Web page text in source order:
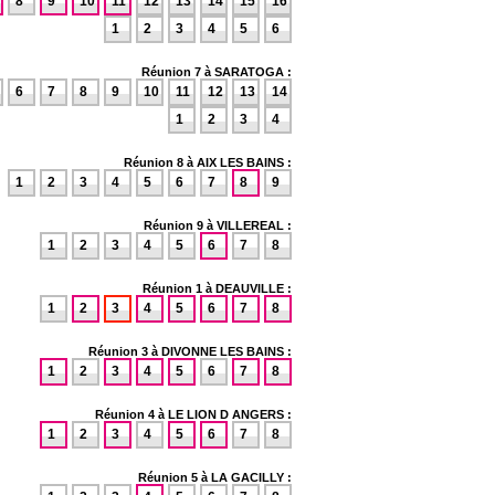
6
5
4
3
2
1
Réunion 7 à SARATOGA :
14
13
12
11
10
9
8
7
6
4
3
2
1
Réunion 8 à AIX LES BAINS :
9
8
7
6
5
4
3
2
1
Réunion 9 à VILLEREAL :
8
7
6
5
4
3
2
1
Réunion 1 à DEAUVILLE :
8
7
6
5
4
3
2
1
Réunion 3 à DIVONNE LES BAINS :
8
7
6
5
4
3
2
1
Réunion 4 à LE LION D ANGERS :
8
7
6
5
4
3
2
1
Réunion 5 à LA GACILLY :